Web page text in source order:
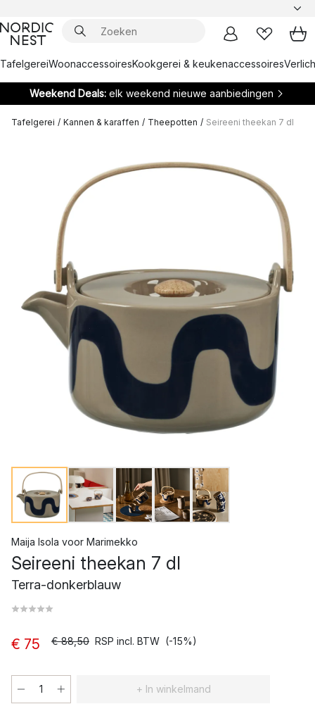
TafelgereiWoonaccessoiresKookgerei & keukenaccessoires
Weekend Deals: elk weekend nieuwe aanbiedingen
Tafelgerei / Kannen & karaffen / Theepotten / Seireeni theekan 7 dl
Maija Isola voor Marimekko
Seireeni theekan 7 dl
Terra-donkerblauw
€ 75 € 88,50 RSP incl. BTW (-15%)
+ In winkelmand